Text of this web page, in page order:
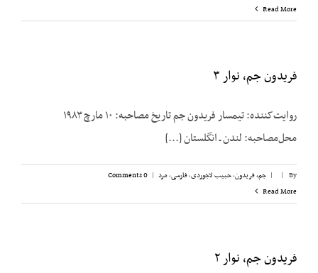
Read More
فریدون جم، نوار ۳
روایت‌کننده: تیمسار فریدون جم تاریخ مصاحبه: ۱۰ مارچ ۱۹۸۳
محل‌مصاحبه: لندن ـ انگلستان [...]
By
|
| جم، فریدون,حبیب لاجوردی,فارسی,مرد |
0 Comments
Read More
فریدون جم، نوار ۲